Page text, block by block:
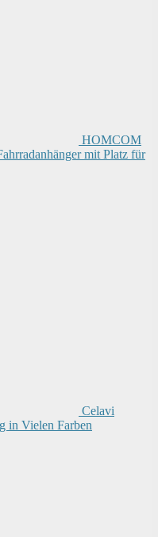
HOMCOM
mit Platz für
Celavi
in Vielen Farben